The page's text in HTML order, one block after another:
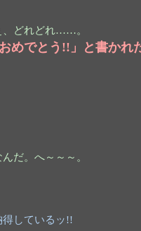
、どれどれ……。
おめでとう!!」と書かれ
だ。へ～～～。
しているッ!!